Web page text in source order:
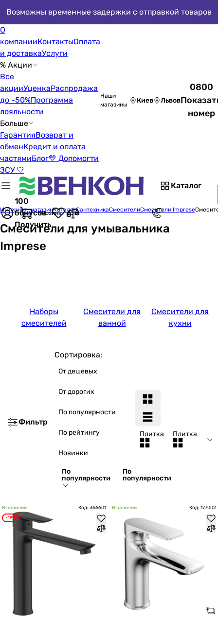
Возможны временные задержки с отправкой товаров
О
компанииКонтактыОплата
и доставкаУслуги
% Акции
Все
акцииУценкаРаспродажа
до -50%Программа
лояльности
Больше
ГарантияВозврат и
обменКредит и оплата
частямиБлог💛 Допомогти
ЗСУ 💙
Наши
магазины
Киев Львов
0800
номер
Каталог
100
бонусов
Получить
Корзина пуста
Интернет-магазинКаталогСантехникаСмесителиСмесители Imprese
Смесители для умывальника
Imprese
Наборы
смесителей
Смесители для
ванной
Смесители для
кухни
Фильтр
Сортировка:
От дешевых
От дорогих
По популярности
По рейтингу
Новинки
По
популярности
По
популярности
Плитка Плитка
В наличии Код: 366601
-19%
В наличии Код: 177002